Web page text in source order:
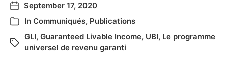
September 17, 2020
In Communiqués, Publications
GLI, Guaranteed Livable Income, UBI, Le programme
universel de revenu garanti